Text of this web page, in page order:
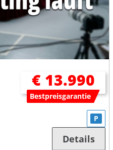
€ 13.990
Bestpreisgarantie
P
Details